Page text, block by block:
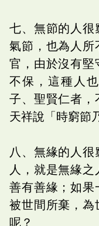
七、無節的人很
氣節，也為人所
官，由於沒有堅
不保，這種人
子、聖賢仁者，
天祥說「時窮節
八、無緣的人
人，就是無緣
善有善緣；如果
被世間所棄，為
呢？